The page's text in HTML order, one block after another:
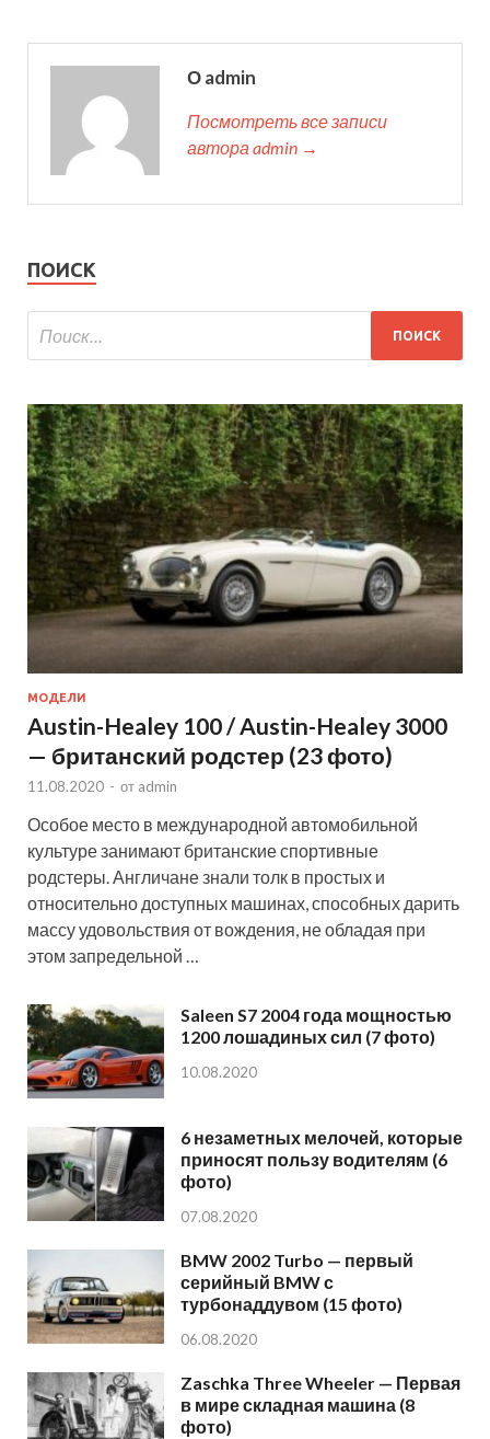
О admin
Посмотреть все записи
автора admin →
ПОИСК
МОДЕЛИ
Austin-Healey 100 / Austin-Healey 3000
— британский родстер (23 фото)
11.08.2020 - от admin
Особое место в международной автомобильной
культуре занимают британские спортивные
родстеры. Англичане знали толк в простых и
относительно доступных машинах, способных дарить
массу удовольствия от вождения, не обладая при
этом запредельной …
Saleen S7 2004 года мощностью
1200 лошадиных сил (7 фото)
10.08.2020
6 незаметных мелочей, которые
приносят пользу водителям (6
фото)
07.08.2020
BMW 2002 Turbo — первый
серийный BMW с
турбонаддувом (15 фото)
06.08.2020
Zaschka Three Wheeler — Первая
в мире складная машина (8
фото)